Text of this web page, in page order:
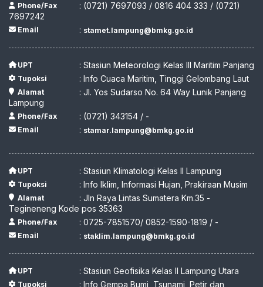
Phone/Fax
: (0721) 7697093 / 0816 404 333 / (0721)
7697242
Email : stamet.lampung@bmkg.go.id
UPT : Stasiun Meteorologi Kelas III Maritim Panjang
Tupoksi : Info Cuaca Maritim, Tinggi Gelombang Laut
Alamat
: Jl. Yos Sudarso No. 64 Way Lunik Panjang
Lampung
Phone/Fax : (0721) 343154 / -
Email : stamar.lampung@bmkg.go.id
UPT : Stasiun Klimatologi Kelas II Lampung
Tupoksi : Info Iklim, Informasi Hujan, Prakiraan Musim
Alamat
: Jln Raya Lintas Sumatera Km.35 -
Tegineneng Kode pos 35363
Phone/Fax : 0725-7851570/ 0852-1590-1819 / -
Email : staklim.lampung@bmkg.go.id
UPT : Stasiun Geofisika Kelas II Lampung Utara
Tupoksi : Info Gempa Bumi, Tsunami, Petir dan